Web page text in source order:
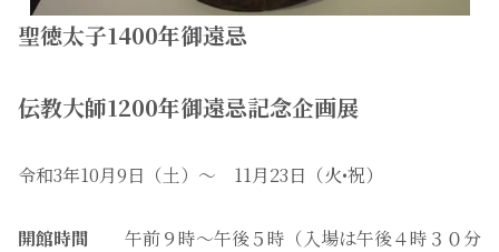
聖徳太子1400年御遠忌
伝教大師1200年御遠忌記念企画展
令和3年10月9日（土）〜 11月23日（火•祝）
開館時間 午前９時〜午後５時（入場は午後４時３０分